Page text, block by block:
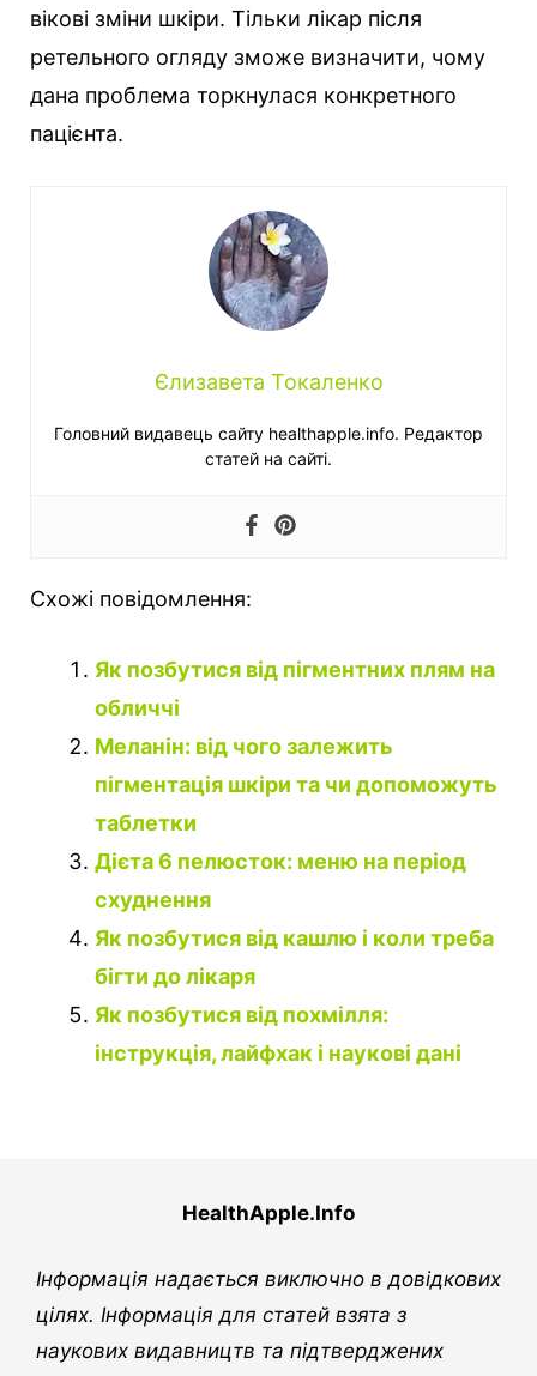
вікові зміни шкіри. Тільки лікар після
ретельного огляду зможе визначити, чому
дана проблема торкнулася конкретного
пацієнта.
Єлизавета Токаленко
Головний видавець сайту healthapple.info. Редактор
статей на сайті.
Схожі повідомлення:
Як позбутися від пігментних плям на
обличчі
Меланін: від чого залежить
пігментація шкіри та чи допоможуть
таблетки
Дієта 6 пелюсток: меню на період
схуднення
Як позбутися від кашлю і коли треба
бігти до лікаря
Як позбутися від похмілля:
інструкція, лайфхак і наукові дані
HealthApple.Info
Інформація надається виключно в довідкових
цілях. Інформація для статей взята з
наукових видавництв та підтверджених